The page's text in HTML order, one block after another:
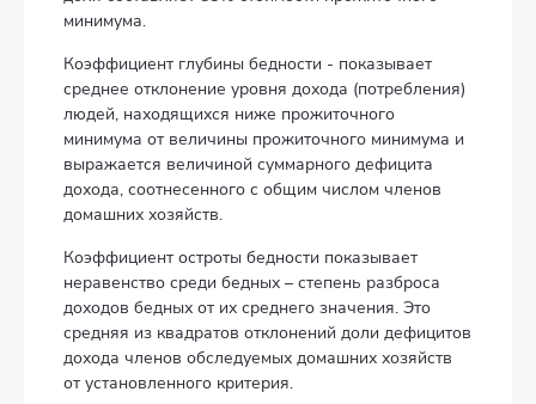
минимума.
Коэффициент глубины бедности - показывает
среднее отклонение уровня дохода (потребления)
людей, находящихся ниже прожиточного
минимума от величины прожиточного минимума и
выражается величиной суммарного дефицита
дохода, соотнесенного с общим числом членов
домашних хозяйств.
Коэффициент остроты бедности показывает
неравенство среди бедных – степень разброса
доходов бедных от их среднего значения. Это
средняя из квадратов отклонений доли дефицитов
дохода членов обследуемых домашних хозяйств
от установленного критерия.